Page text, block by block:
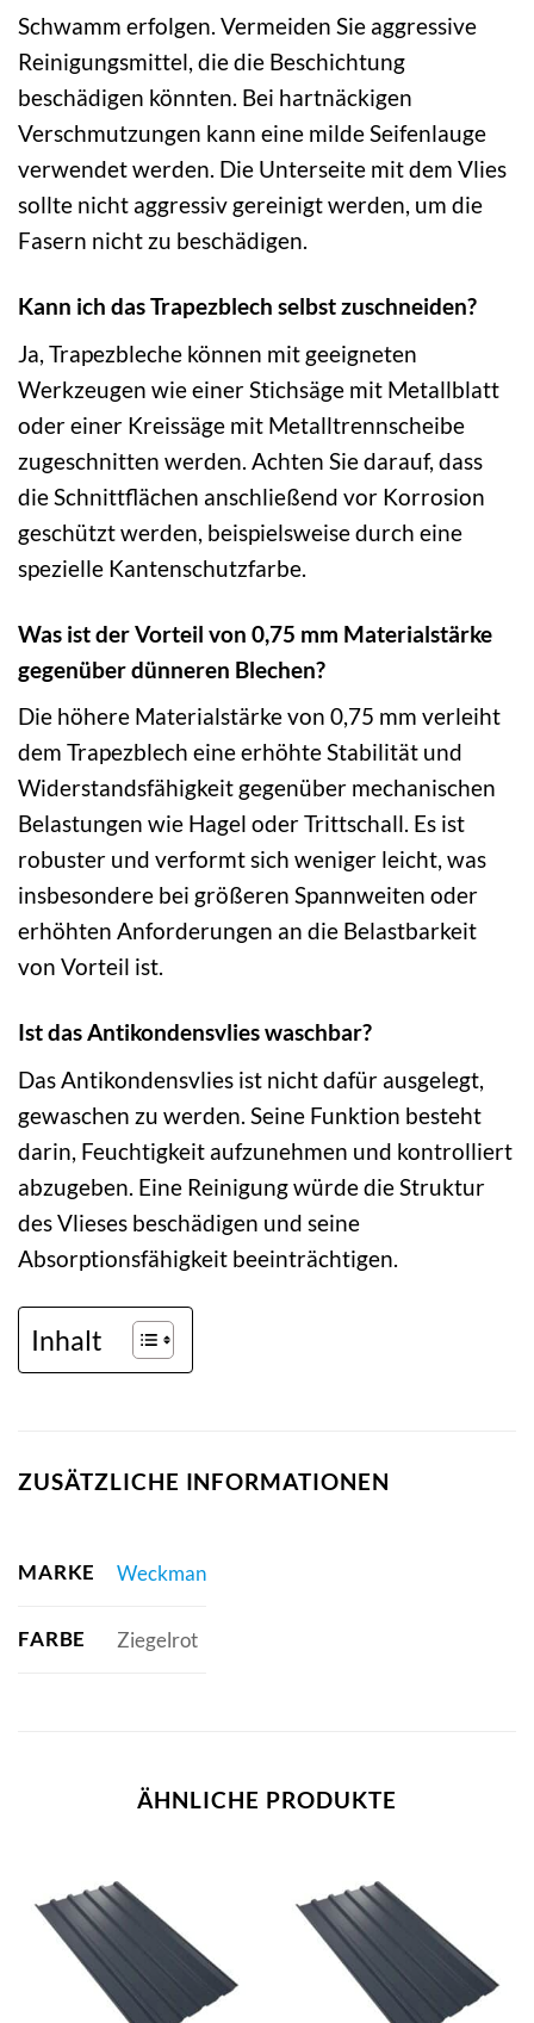
Schwamm erfolgen. Vermeiden Sie aggressive
Reinigungsmittel, die die Beschichtung
beschädigen könnten. Bei hartnäckigen
Verschmutzungen kann eine milde Seifenlauge
verwendet werden. Die Unterseite mit dem Vlies
sollte nicht aggressiv gereinigt werden, um die
Fasern nicht zu beschädigen.
Kann ich das Trapezblech selbst zuschneiden?
Ja, Trapezbleche können mit geeigneten
Werkzeugen wie einer Stichsäge mit Metallblatt
oder einer Kreissäge mit Metalltrennscheibe
zugeschnitten werden. Achten Sie darauf, dass
die Schnittflächen anschließend vor Korrosion
geschützt werden, beispielsweise durch eine
spezielle Kantenschutzfarbe.
Was ist der Vorteil von 0,75 mm Materialstärke
gegenüber dünneren Blechen?
Die höhere Materialstärke von 0,75 mm verleiht
dem Trapezblech eine erhöhte Stabilität und
Widerstandsfähigkeit gegenüber mechanischen
Belastungen wie Hagel oder Trittschall. Es ist
robuster und verformt sich weniger leicht, was
insbesondere bei größeren Spannweiten oder
erhöhten Anforderungen an die Belastbarkeit
von Vorteil ist.
Ist das Antikondensvlies waschbar?
Das Antikondensvlies ist nicht dafür ausgelegt,
gewaschen zu werden. Seine Funktion besteht
darin, Feuchtigkeit aufzunehmen und kontrolliert
abzugeben. Eine Reinigung würde die Struktur
des Vlieses beschädigen und seine
Absorptionsfähigkeit beeinträchtigen.
Inhalt
ZUSÄTZLICHE INFORMATIONEN
MARKE Weckman
FARBE Ziegelrot
ÄHNLICHE PRODUKTE